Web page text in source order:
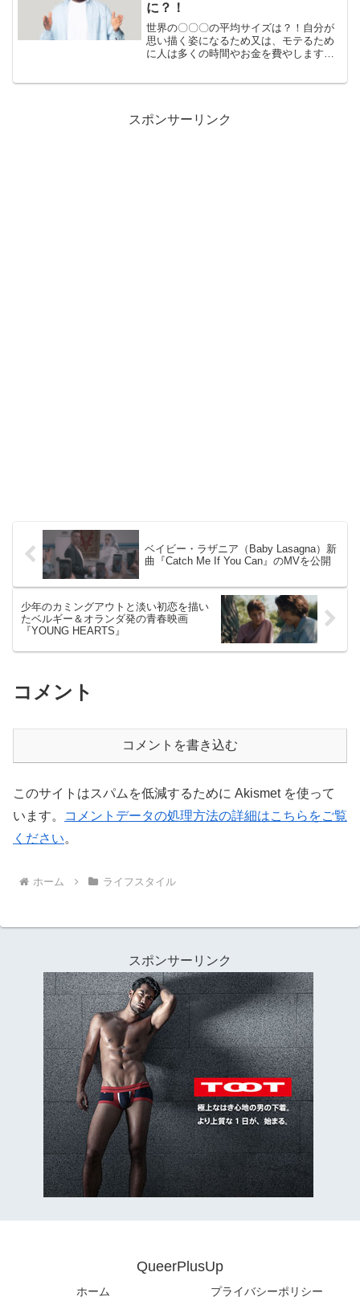
に？！
世界の〇〇〇の平均サイズは？！自分が
思い描く姿になるため又は、モテるため
に人は多くの時間やお金を費やします。
スポンサーリンク
ベイビー・ラザニア（Baby Lasagna）新
曲『Catch Me If You Can』のMVを公開
少年のカミングアウトと淡い初恋を描い
たベルギー＆オランダ発の青春映画
『YOUNG HEARTS』
コメント
コメントを書き込む
このサイトはスパムを低減するために Akismet を使って
います。
コメントデータの処理方法の詳細はこちらをご覧
ください。
ホーム ライフスタイル
スポンサーリンク
QueerPlusUp
ホーム プライバシーポリシー